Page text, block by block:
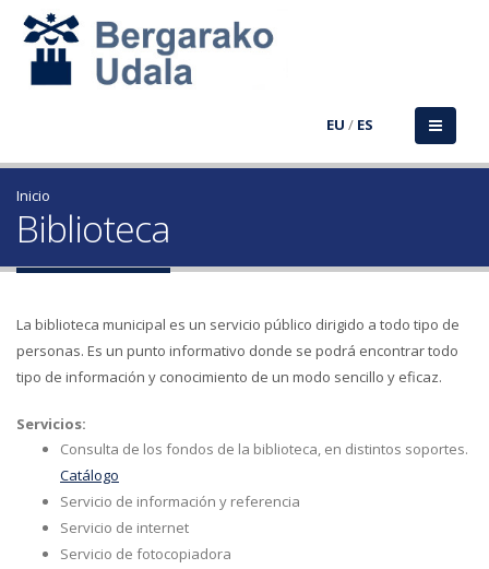
EU / ES
Inicio
Biblioteca
La biblioteca municipal es un servicio público dirigido a todo tipo de
personas. Es un punto informativo donde se podrá encontrar todo
tipo de información y conocimiento de un modo sencillo y eficaz.
Servicios:
Consulta de los fondos de la biblioteca, en distintos soportes.
Catálogo
Servicio de información y referencia
Servicio de internet
Servicio de fotocopiadora